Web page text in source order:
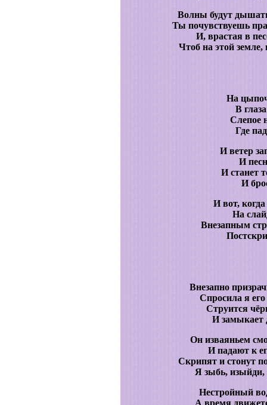
Волны будут
Ты почувствуешь
И, врастая в
Чтоб на этой земле,
На
В
Слепое
Где
И ветер
И
И станет
И
И вот,
На
Внезапным
Внезапно
Спросила я
Струится
И замыкает
Он изваяньем
И падают к
Скрипят и стонут
Я зыбь, изыйди,
Нестройный
А время